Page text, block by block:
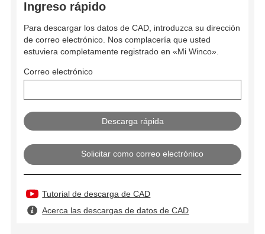
Ingreso rápido
Para descargar los datos de CAD, introduzca su dirección
de correo electrónico. Nos complacería que usted
estuviera completamente registrado en «Mi Winco».
Correo electrónico
Solicitar como correo electrónico
Tutorial de descarga de CAD
Acerca las descargas de datos de CAD